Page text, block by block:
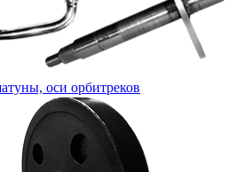
оси орбитреков